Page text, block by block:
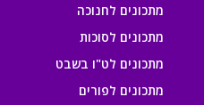
מתכונים לחנוכה
מתכונים לסוכות
מתכונים לט"ו בשבט
מתכונים לפורים